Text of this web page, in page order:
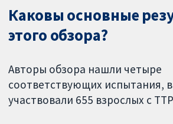
Каковы основные
этого обзора?
Авторы обзора нашли четыре
соответствующих испытания,
участвовали 655 взрослых с